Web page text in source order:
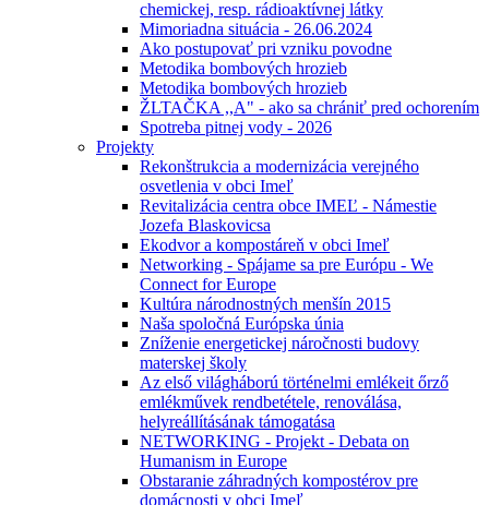
chemickej, resp. rádioaktívnej látky
Mimoriadna situácia - 26.06.2024
Ako postupovať pri vzniku povodne
Metodika bombových hrozieb
Metodika bombových hrozieb
ŽLTAČKA ,,A" - ako sa chrániť pred ochorením
Spotreba pitnej vody - 2026
Projekty
Rekonštrukcia a modernizácia verejného
osvetlenia v obci Imeľ
Revitalizácia centra obce IMEĽ - Námestie
Jozefa Blaskovicsa
Ekodvor a kompostáreň v obci Imeľ
Networking - Spájame sa pre Európu - We
Connect for Europe
Kultúra národnostných menšín 2015
Naša spoločná Európska únia
Zníženie energetickej náročnosti budovy
materskej školy
Az első világháború történelmi emlékeit őrző
emlékművek rendbetétele, renoválása,
helyreállításának támogatása
NETWORKING - Projekt - Debata on
Humanism in Europe
Obstaranie záhradných kompostérov pre
domácnosti v obci Imeľ